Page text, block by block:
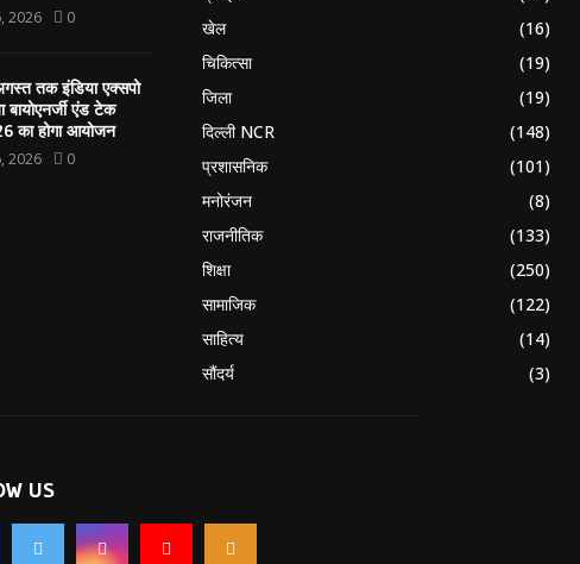
2026 0
तक इंडिया एक्सपो
बायोएनर्जी एंड टेक
का होगा आयोजन
2026 0
खेल
(16)
चिकित्सा
(19)
जिला
(19)
दिल्ली NCR
(148)
प्रशासनिक
(101)
मनोरंजन
(8)
राजनीतिक
(133)
शिक्षा
(250)
सामाजिक
(122)
साहित्य
(14)
सौंदर्य
(3)
US